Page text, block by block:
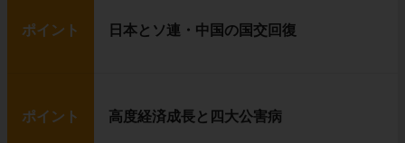
ポイント 日本とソ連・中国の国交回復
ポイント 高度経済成長と四大公害病